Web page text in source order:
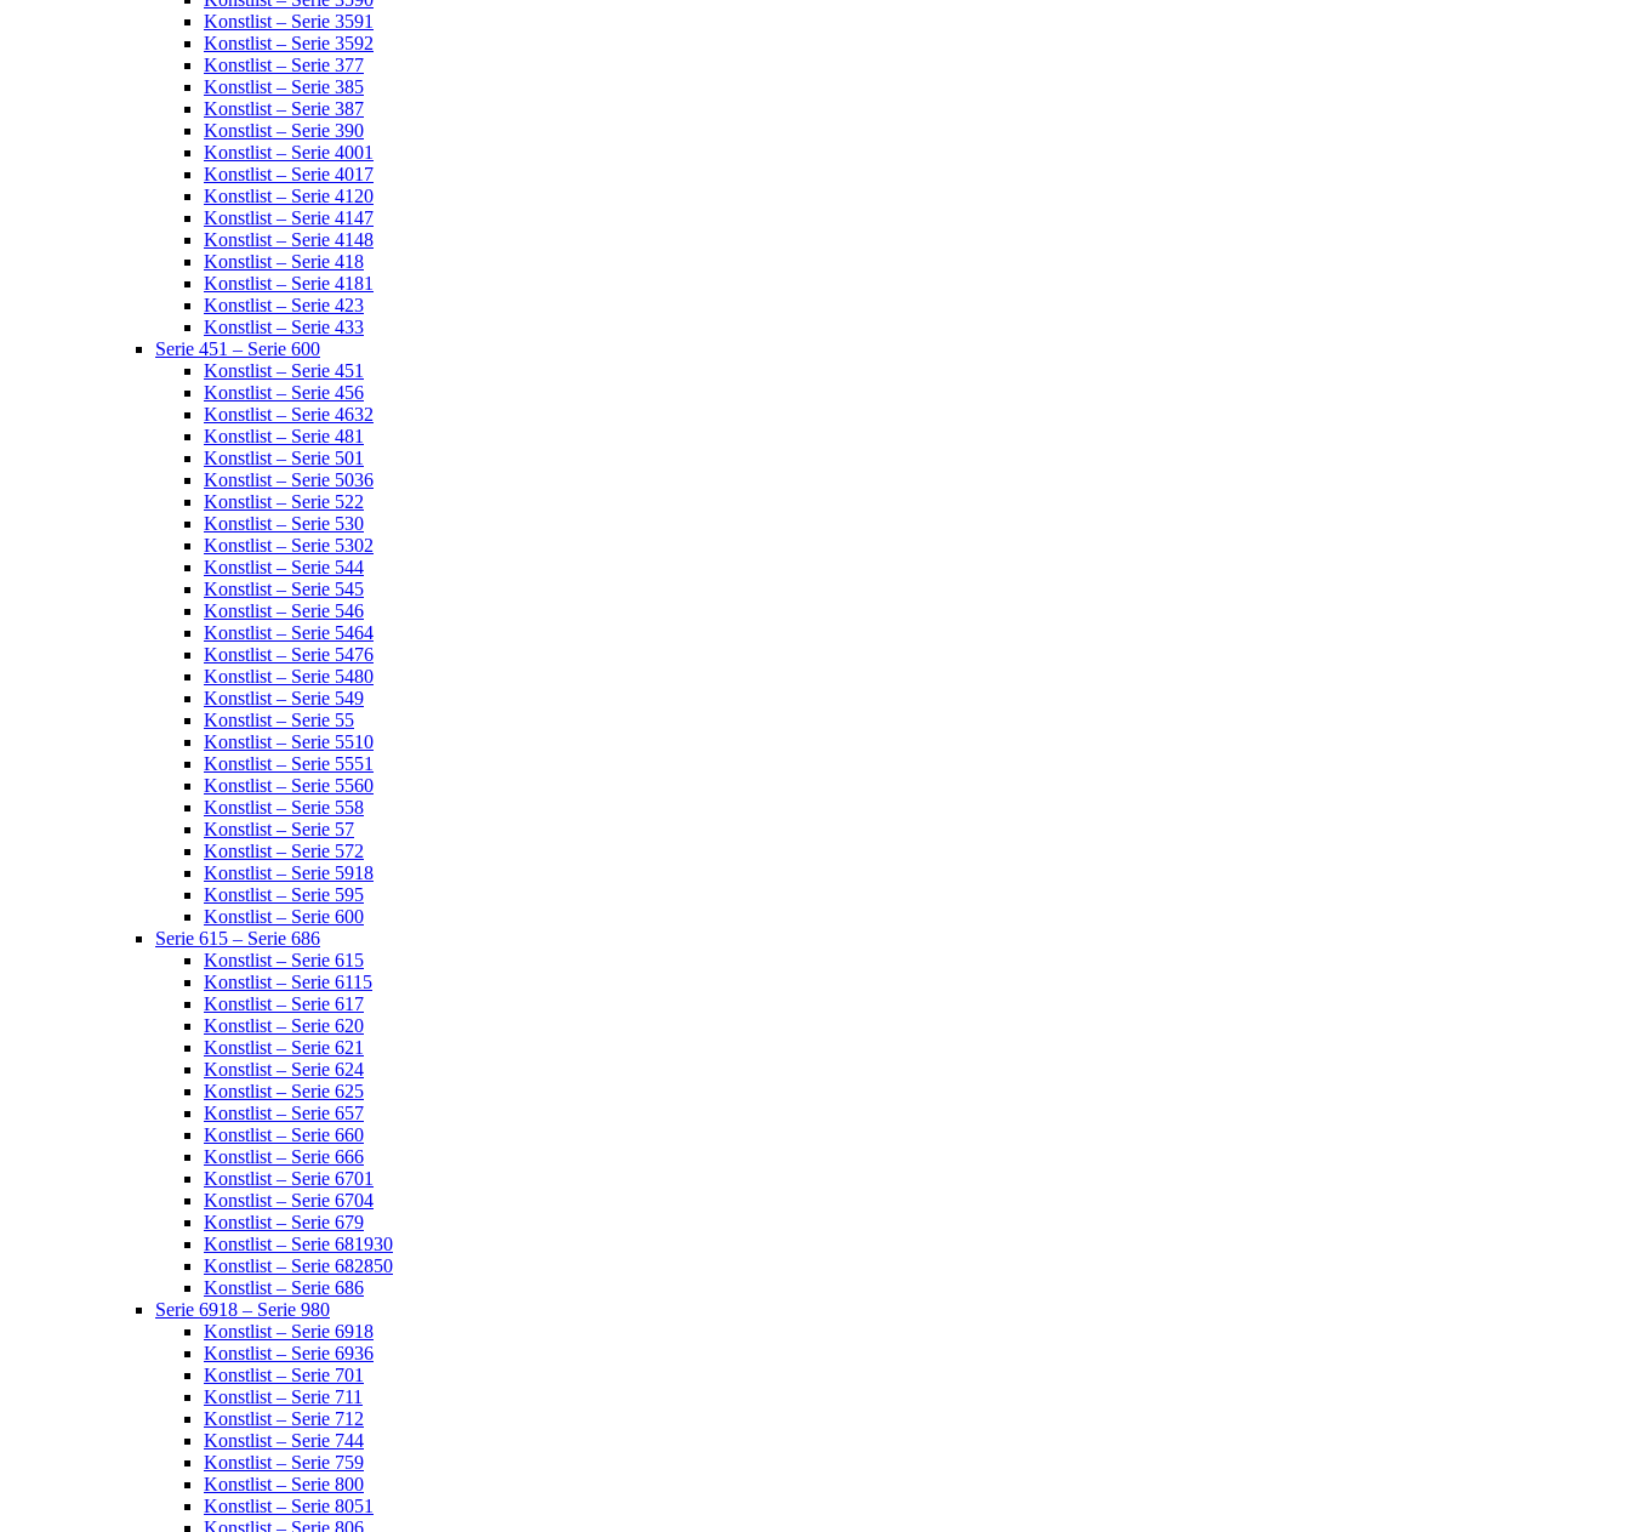
Konstlist – Serie 3591
Konstlist – Serie 3592
Konstlist – Serie 377
Konstlist – Serie 385
Konstlist – Serie 387
Konstlist – Serie 390
Konstlist – Serie 4001
Konstlist – Serie 4017
Konstlist – Serie 4120
Konstlist – Serie 4147
Konstlist – Serie 4148
Konstlist – Serie 418
Konstlist – Serie 4181
Konstlist – Serie 423
Konstlist – Serie 433
Serie 451 – Serie 600
Konstlist – Serie 451
Konstlist – Serie 456
Konstlist – Serie 4632
Konstlist – Serie 481
Konstlist – Serie 501
Konstlist – Serie 5036
Konstlist – Serie 522
Konstlist – Serie 530
Konstlist – Serie 5302
Konstlist – Serie 544
Konstlist – Serie 545
Konstlist – Serie 546
Konstlist – Serie 5464
Konstlist – Serie 5476
Konstlist – Serie 5480
Konstlist – Serie 549
Konstlist – Serie 55
Konstlist – Serie 5510
Konstlist – Serie 5551
Konstlist – Serie 5560
Konstlist – Serie 558
Konstlist – Serie 57
Konstlist – Serie 572
Konstlist – Serie 5918
Konstlist – Serie 595
Konstlist – Serie 600
Serie 615 – Serie 686
Konstlist – Serie 615
Konstlist – Serie 6115
Konstlist – Serie 617
Konstlist – Serie 620
Konstlist – Serie 621
Konstlist – Serie 624
Konstlist – Serie 625
Konstlist – Serie 657
Konstlist – Serie 660
Konstlist – Serie 666
Konstlist – Serie 6701
Konstlist – Serie 6704
Konstlist – Serie 679
Konstlist – Serie 681930
Konstlist – Serie 682850
Konstlist – Serie 686
Serie 6918 – Serie 980
Konstlist – Serie 6918
Konstlist – Serie 6936
Konstlist – Serie 701
Konstlist – Serie 711
Konstlist – Serie 712
Konstlist – Serie 744
Konstlist – Serie 759
Konstlist – Serie 800
Konstlist – Serie 8051
Konstlist – Serie 806